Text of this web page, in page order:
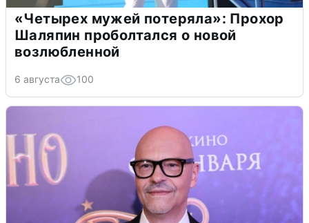
«Четырех мужей потеряла»: Прохор
Шаляпин проболтался о новой
возлюбленной
6 августа 100